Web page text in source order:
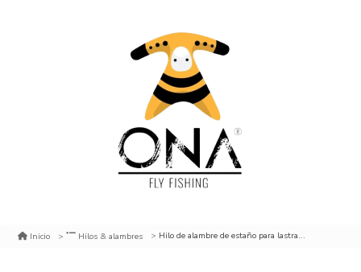
Inicio Hilos & alambres Hilo de alambre de estaño para lastrar moscas